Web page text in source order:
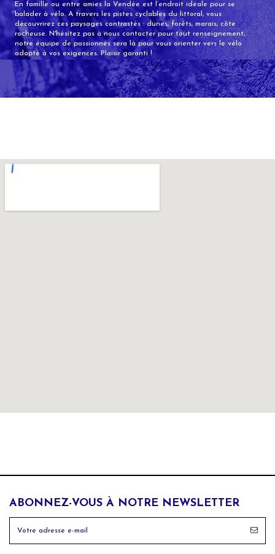
En famille ou entre amies la Vendée est l’endroit idéale pour se
balader à vélo. A travers les pistes cyclables du littoral, vous
découvrirez ces paysages contrastés : dunes, forêts, marais, côte
rocheuse. N'hésitez pas à nous contacter pour tout renseignement,
notre équipe de passionnés sera là pour vous orienter vers le vélo
adapté à vos exigences.Plaisir garanti !
ABONNEZ-VOUS À NOTRE NEWSLETTER